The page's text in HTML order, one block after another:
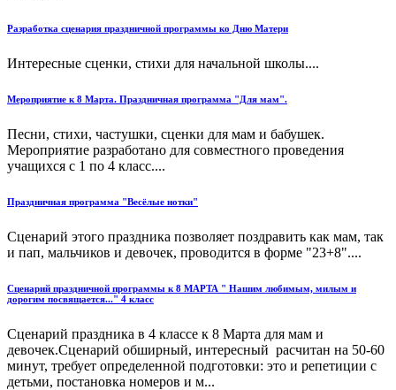
Разработка сценария праздничной программы ко Дню Матери
Интересные сценки, стихи для начальной школы....
Мероприятие к 8 Марта. Праздничная программа "Для мам".
Песни, стихи, частушки, сценки для мам и бабушек.
Мероприятие разработано для совместного проведения
учащихся с 1 по 4 класс....
Праздничная программа "Весёлые нотки"
Сценарий этого праздника позволяет поздравить как мам, так
и пап, мальчиков и девочек, проводится в форме "23+8"....
Сценарий праздничной программы к 8 МАРТА " Нашим любимым, милым и
дорогим посвящается..." 4 класс
Сценарий праздника в 4 классе к 8 Марта для мам и
девочек.Сценарий обширный, интересный расчитан на 50-60
минут, требует определенной подготовки: это и репетиции с
детьми, постановка номеров и м...